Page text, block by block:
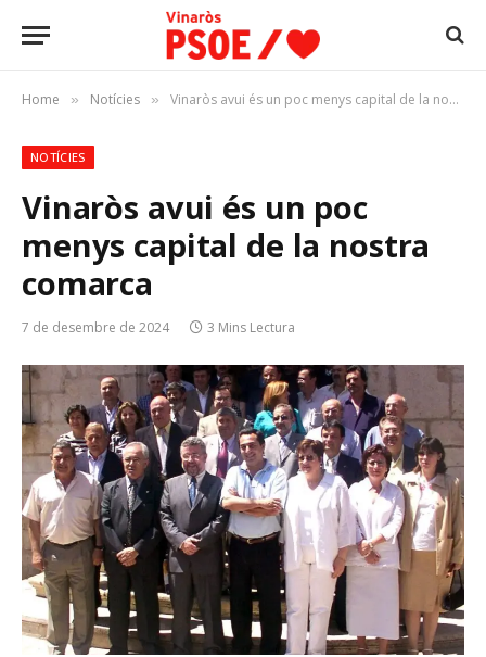
Home » Notícies » Vinaròs avui és un poc menys capital de la nostra comarca
NOTÍCIES
Vinaròs avui és un poc
menys capital de la nostra
comarca
7 de desembre de 2024 3 Mins Lectura